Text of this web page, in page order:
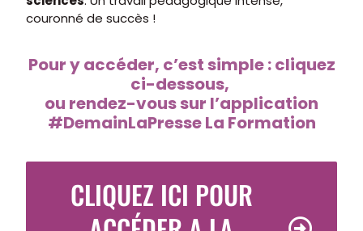
couronné de succès !
Pour y accéder, c’est simple : cliquez
ci-dessous,
ou rendez-vous sur l’application
#DemainLaPresse La Formation
CLIQUEZ ICI POUR